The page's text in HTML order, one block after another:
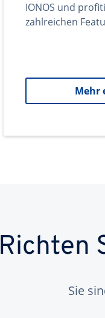
IONOS und
zahlreichen
Mehr
Richten
Sie